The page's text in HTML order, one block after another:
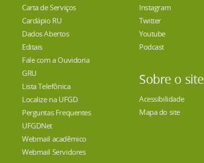
Carta de Serviços
Cardápio RU
Dados Abertos
Editais
Fale com a Ouvidoria
GRU
Lista Telefônica
Localize na UFGD
Perguntas Frequentes
UFGDNet
Webmail acadêmico
Webmail Servidores
Instagram
Twitter
Youtube
Podcast
Sobre o site
Acessibilidade
Mapa do site